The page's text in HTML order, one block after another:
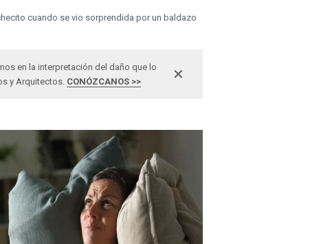
cuando se vio sorprendida por un baldazo
en la interpretación del daño que lo
y Arquitectos. CONÓZCANOS >> ✕